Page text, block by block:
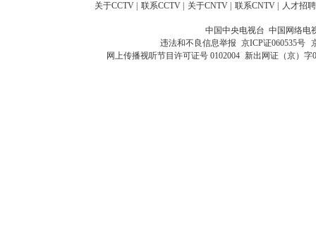
关于CCTV 联系CCTV 关于CNTV 联系CNTV 人才招聘
中国中央电视台 中国网络电
违法和不良信息举报 京ICP证060535号
网上传播视听节目许可证号 0102004 新出网证（京）